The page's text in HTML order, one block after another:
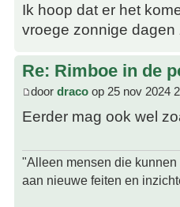
Ik hoop dat er het
vroege zonnige dagen
Re: Rimboe in de
door draco op 25 nov 2024
Eerder mag ook wel
"Alleen mensen die
aan nieuwe feiten en